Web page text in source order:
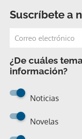
Suscríbete a
¿De cuáles
información?
Noticias
Novelas